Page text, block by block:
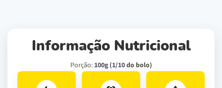
Informação Nutricional
Porção: 100g (1/10 do bolo)